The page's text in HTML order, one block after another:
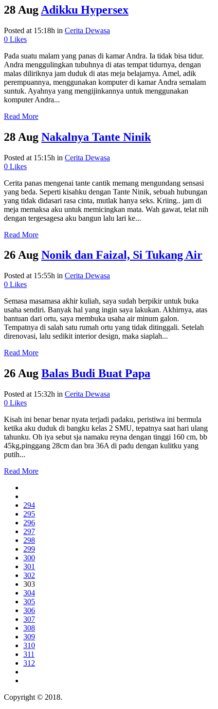
28 Aug Adikku Hypersex
Posted at 15:18h in Cerita Dewasa
0 Likes
Pada suatu malam yang panas di kamar Andra. Ia tidak bisa tidur.
Andra menggulingkan tubuhnya di atas tempat tidurnya, dengan
malas diliriknya jam duduk di atas meja belajarnya. Amel, adik
perempuannya, menggunakan komputer di kamar Andra semalam
suntuk. Ayahnya yang mengijinkannya untuk menggunakan
komputer Andra...
Read More
28 Aug Nakalnya Tante Ninik
Posted at 15:15h in Cerita Dewasa
0 Likes
Cerita panas mengenai tante cantik memang mengundang sensasi
yang beda. Seperti kisahku dengan Tante Ninik, sebuah hubungan
yang tidak didasari rasa cinta, mutlak hanya seks. Kriing.. jam di
meja memaksa aku untuk memicingkan mata. Wah gawat, telat nih
dengan tergesagesa aku bangun lalu lari ke...
Read More
26 Aug Nonik dan Faizal, Si Tukang Air
Posted at 15:55h in Cerita Dewasa
0 Likes
Semasa masamasa akhir kuliah, saya sudah berpikir untuk buka
usaha sendiri. Banyak hal yang ingin saya lakukan. Akhirnya, atas
bantuan dari ortu, saya membuka usaha air minum galon.
Tempatnya di salah satu rumah ortu yang tidak ditinggali. Setelah
direnovasi, lalu sedikit interior design, maka siaplah...
Read More
26 Aug Balas Budi Buat Papa
Posted at 15:32h in Cerita Dewasa
0 Likes
Kisah ini benar benar nyata terjadi padaku, peristiwa ini bermula
ketika aku duduk di bangku kelas 2 SMU, tepatnya saat hari ulang
tahunku. Oh iya sebut sja namaku reyna dengan tinggi 160 cm, bb
45kg,pinggang 28cm dan bra 36A di padu dengan kulitku yang
putih...
Read More
294
295
296
297
298
299
300
301
302
303
304
305
306
307
308
309
310
311
312
Copyright © 2018.